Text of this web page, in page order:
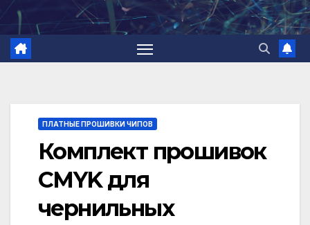
Перейти
содержимому
ПЛАТНЫЕ ПРОШИВКИ ЧИПОВ
Комплект прошивок
CMYK для
чернильных